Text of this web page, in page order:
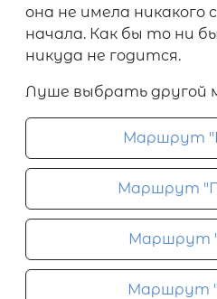
она не имела никакого
начала. Как бы то ни
никуда не годится.
Луше выбрать другой
Маршрут
Маршрут
Маршрут
Маршрут